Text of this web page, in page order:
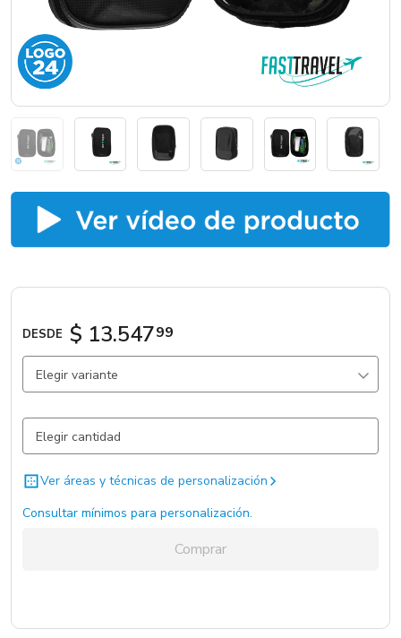
Marcas
Catálogos
Sé partner
DESDE $ 13.54799
Elegir variante
Negro / Nylon 1267 un.
Ver áreas y técnicas de personalización
Consultar mínimos para personalización.
Comprar